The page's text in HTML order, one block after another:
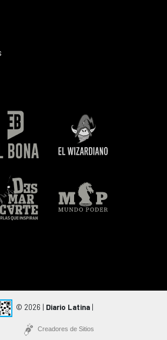
© 2026 | Diario Latina |
Creadores de Sitios